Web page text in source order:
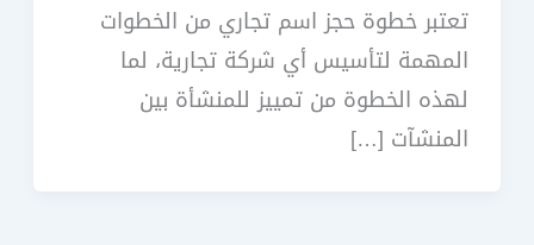
تعتبر خطوة حجز اسم تجاري من الخطوات
المهمة لتأسيس أي شركة تجارية، لما
لهذه الخطوة من تمييز للمنشأة بين
المنشآت […]